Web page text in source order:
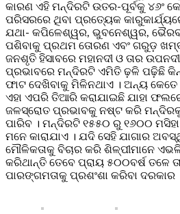
କାରଣ ଏହି ମନ୍ଦିରଟି ଉତର-ପୂର୍ବକୁ ୪୬ଂ
ପରିସରରେ ଥିବା ପ୍ରତ୍ୟେକ
ଯଥା- କପିଳେଶ୍ୱର, ଭୁବନେଶ୍ୱର,
ପଶିବାକୁ ପ୍ରଥମ ତୋରଣ ଏବଂ ଗରୁଡ଼
ଜନଶୃତି ହିସାବରେ ମହାନଦୀ ଓ ତାର
ପ୍ରଭାବରେ ମନ୍ଦିରଟି ଏମିତି ଢ଼ଳି ପଢ଼ିଛି
ଫାଟ ଦେଖିବାକୁ ମିଳିନଥାଏ । ଅନ୍ୟ
ଏହା ଏପରି ତିଆରି କରାଯାଇଛି ଯାହା
ଜଳସ୍ରୋତ ପ୍ରଭାବକୁ ନଷ୍ଟ କରି ମନ୍ଦିରକୁ
ପାରିବ । ମନ୍ଦିରଟି ୧୫୫୦ ରୁ ୧୬୦୦
ମନେ କାରାଯାଏ । ଯଦି ସେହି ଯାଗାର
ମୌଳିକତାକୁ ବିଚାର କରି ଶିଳ୍ପୀମାନେ
କରିଥାନ୍ତି ତେବେ ପ୍ରାୟ ୫୦୦ବର୍ଷ ତଳେ
ପାରଙ୍ଗମତାକୁ ପ୍ରଶଂଶା କରିବା ଦରକାର